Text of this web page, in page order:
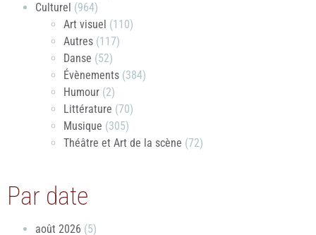
Culturel (964)
Art visuel (110)
Autres (117)
Danse (52)
Évènements (384)
Humour (2)
Littérature (70)
Musique (305)
Théâtre et Art de la scène (72)
Par date
août 2026 (5)